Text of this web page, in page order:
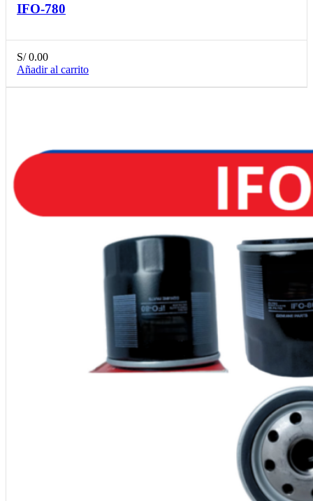
IFO-780
S/0.00
Añadir al carrito